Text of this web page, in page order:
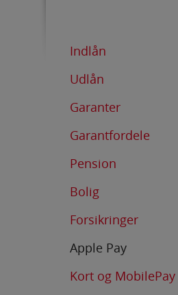
Indlån
Udlån
Garanter
Garantfordele
Pension
Bolig
Forsikringer
Apple Pay
Kort og MobilePay